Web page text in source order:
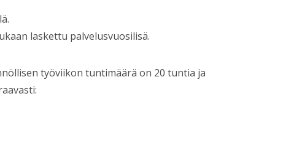
laskettu palvelusvuosilisä.
työviikon tuntimäärä on 20 tuntia ja